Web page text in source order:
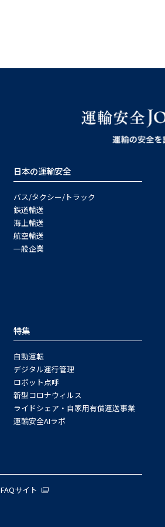
日本の運輸安全
バス/タクシー/トラック
鉄道輸送
海上輸送
航空輸送
一般企業
特集
自動運転
デジタル運行管理
ロボット点呼
新型コロナウィルス
ライドシェア・自家用有償運送事業
運輸安全AIラボ
FAQサイト